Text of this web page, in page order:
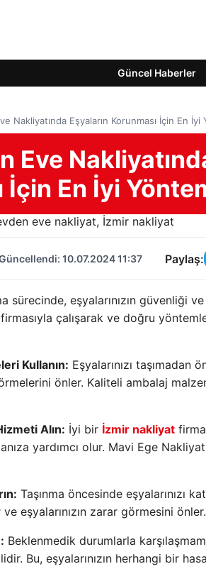
Güncel Haberler
Nakliyatında Eşyaların Korunması İçin En
Eve
İçin En İyi
10.07.2024 11:37 Paylaş:
sürecinde, eşyalarınızın güvenliği
firmasıyla çalışarak ve doğru
Kullanın: Eşyalarınızı
önler. Kaliteli ambalaj
Alın: İyi bir İzmir nakliyat
yardımcı olur. Mavi Ege
Taşınma öncesinde eşyalarınızı
eşyalarınızın zarar görmesini önler.
Beklenmedik durumlarla
Bu, eşyalarınızın herhangi bir